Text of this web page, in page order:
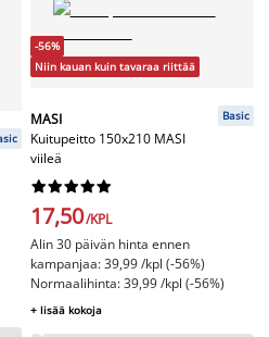
-56%
Niin kauan kuin tavaraa riittää
MASI
Kuitupeitto 150x210 MASI
viileä
Basic






17,50/KPL
Alin 30 päivän hinta ennen
kampanjaa: 39,99 /kpl (-56%)
Normaalihinta: 39,99 /kpl (-56%)
+ lisää kokoja